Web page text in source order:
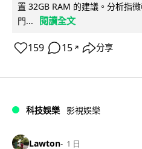
置 32GB RAM 的建議。分析指
門...
閱讀全文
159 15 ↗ 分享
科技娛樂 影視娛樂
Lawton 1 日